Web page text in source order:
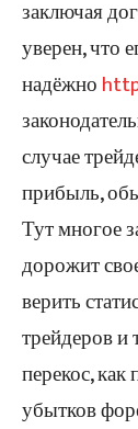
заключая
уверен, что
надёжно
случае
прибыль,
Тут многое
дорожит
верить
трейдеров и
перекос,
убытков